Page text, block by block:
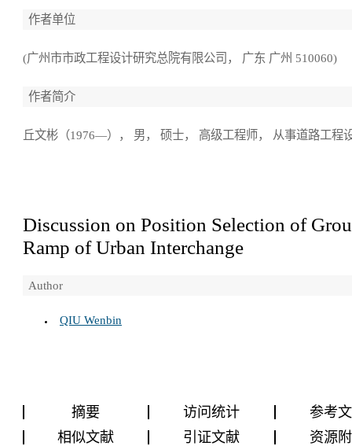
作者单位
(广州市市政工程设计研究总院有限公司， 广东 广州 510060)
作者简介
丘文彬（1976—）， 男， 硕士， 高级工程师， 从事道路工程
Discussion on Position Selection of
Ramp of Urban Interchange
Author
QIU Wenbin
摘要 访问统计
参考
相似文献
引证文献 资源